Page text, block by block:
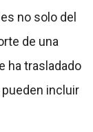
no solo del
de una
ha trasladado
incluir